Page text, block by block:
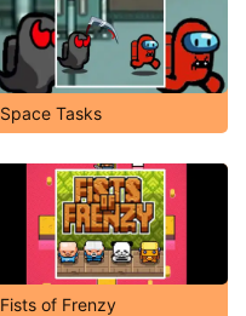
Space Tasks
Fists of Frenzy